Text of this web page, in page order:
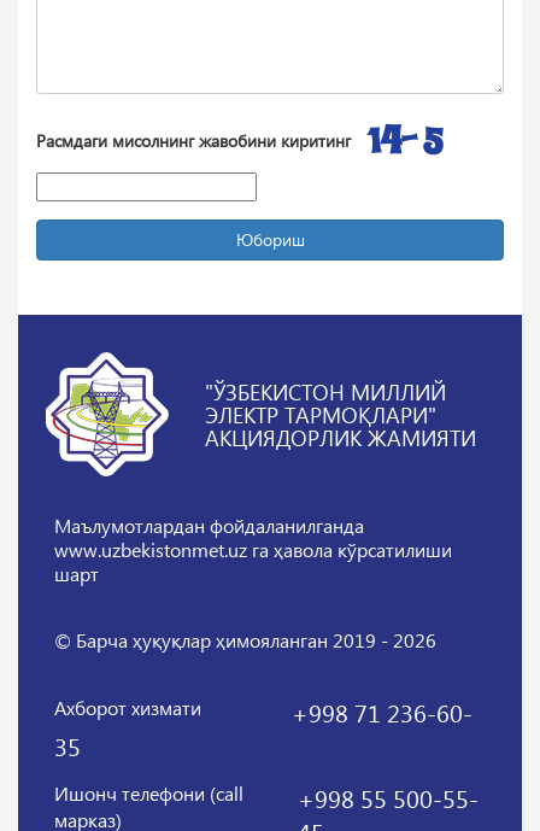
Расмдаги мисолнинг жавобини киритинг
Юбориш
"ЎЗБЕКИСТОН МИЛЛИЙ
ЭЛЕКТР ТАРМОҚЛАРИ"
АКЦИЯДОРЛИК ЖАМИЯТИ
Маълумотлардан фойдаланилганда
www.uzbekistonmet.uz га ҳавола кўрсатилиши
шарт
© Барча ҳуқуқлар ҳимояланган 2019 - 2026
Ахборот хизмати
+998 71 236-60-
35
Ишонч телефони (call
марказ)
+998 55 500-55-